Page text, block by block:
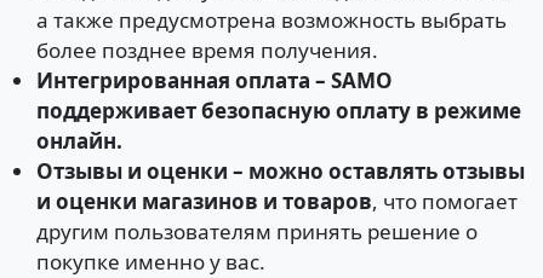
а также предусмотрена возможность выбрать
более позднее время получения.
Интегрированная оплата – SAMO
поддерживает безопасную оплату в режиме
онлайн.
Отзывы и оценки – можно оставлять отзывы
и оценки магазинов и товаров, что помогает
другим пользователям принять решение о
покупке именно у вас.